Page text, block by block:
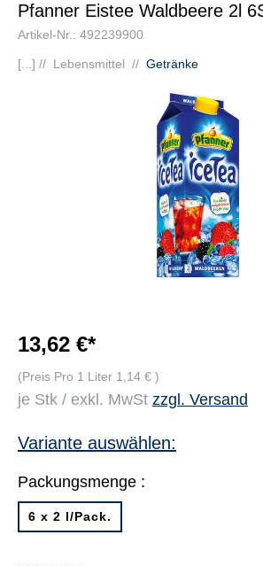
Pfanner Eistee Waldbeere 2l
Artikel-Nr.: 492239900
[...] // Lebensmittel // Getränke
13,62 €*
(Preis Pro 1 Liter 1,14 € )
je Stk / exkl. MwSt zzgl. Versand
Variante auswählen:
Packungsmenge :
6 x 2 l/Pack.